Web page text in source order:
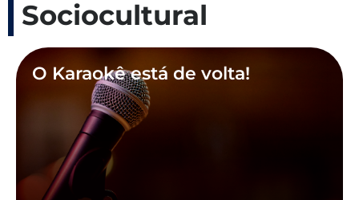
Sociocultural
O Karaokê está de volta!